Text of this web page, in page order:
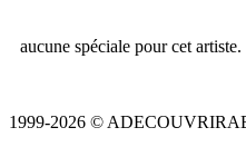
aucune spéciale pour cet artiste.
1999-2026 ©